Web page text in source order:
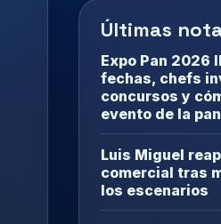
Últimas
Expo Pan 2026
fechas, chefs
concursos y
evento de la
Luis Miguel
comercial tras
los escenarios